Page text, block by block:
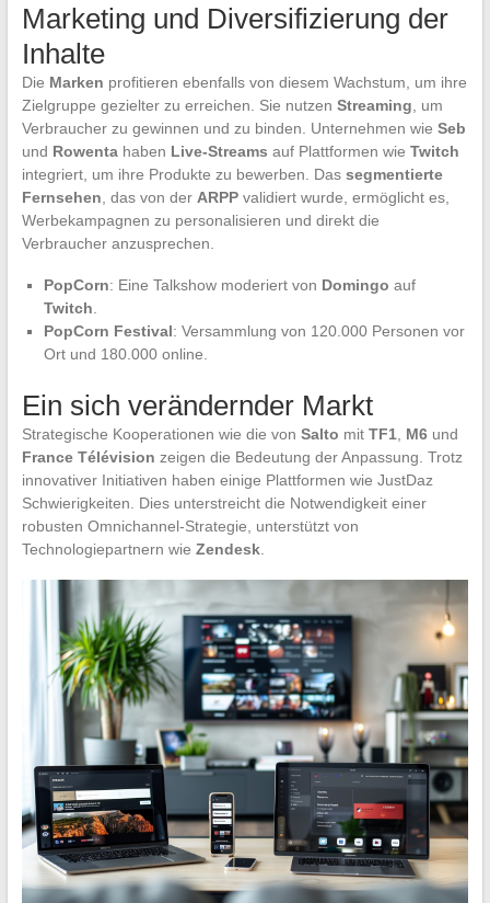
Marketing und Diversifizierung der
Inhalte
Die Marken profitieren ebenfalls von diesem Wachstum, um ihre
Zielgruppe gezielter zu erreichen. Sie nutzen Streaming , um
Verbraucher zu gewinnen und zu binden. Unternehmen wie Seb
und Rowentahaben Live-Streams auf Plattformen wie Twitch
integriert, um ihre Produkte zu bewerben. Das segmentierte
Fernsehen , das von der ARPPvalidiert wurde, ermöglicht es,
Werbekampagnen zu personalisieren und direkt die
Verbraucher anzusprechen.
PopCorn: Eine Talkshow moderiert von Domingo auf
Twitch
PopCorn Festival: Versammlung von 120.000 Personen vor
Ort und 180.000 online.
Ein sich verändernder Markt
Strategische Kooperationen wie die von Salto mit TF1 M6und
France Télévision zeigen die Bedeutung der Anpassung. Trotz
innovativer Initiativen haben einige Plattformen wie JustDaz
Schwierigkeiten. Dies unterstreicht die Notwendigkeit einer
robusten Omnichannel-Strategie, unterstützt von
Technologiepartnern wie Zendesk.